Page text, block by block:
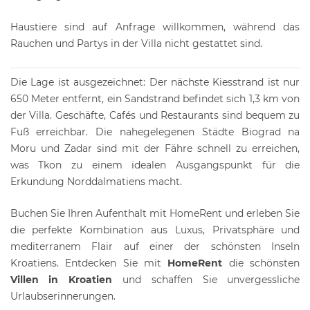
Haustiere sind auf Anfrage willkommen, während das
Rauchen und Partys in der Villa nicht gestattet sind.
Die Lage ist ausgezeichnet: Der nächste Kiesstrand ist nur
650 Meter entfernt, ein Sandstrand befindet sich 1,3 km von
der Villa. Geschäfte, Cafés und Restaurants sind bequem zu
Fuß erreichbar. Die nahegelegenen Städte Biograd na
Moru und Zadar sind mit der Fähre schnell zu erreichen,
was Tkon zu einem idealen Ausgangspunkt für die
Erkundung Norddalmatiens macht.
Buchen Sie Ihren Aufenthalt mit HomeRent und erleben Sie
die perfekte Kombination aus Luxus, Privatsphäre und
mediterranem Flair auf einer der schönsten Inseln
Kroatiens. Entdecken Sie mit HomeRent die schönsten
Villen in Kroatien und schaffen Sie unvergessliche
Urlaubserinnerungen.